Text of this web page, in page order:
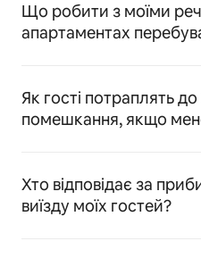
Що робити з моїми
апартаментах
Як гості потраплять до
помешкання, якщо
Хто відповідає за
виїзду моїх гостей?